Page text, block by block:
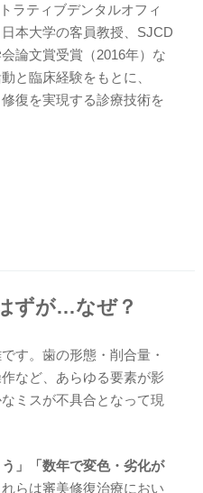
ラティブデンタルオフィ
本大学の客員教授、SJCD
論文賞受賞（2016年）な
と臨床経験をもとに、
復を実現する診療技術を
ずが…なぜ？
す。歯の形態・削合量・
など、あらゆる要素が影
ミスが不具合となって現
う」「数年で変色・劣化が
らは審美修復治療におい